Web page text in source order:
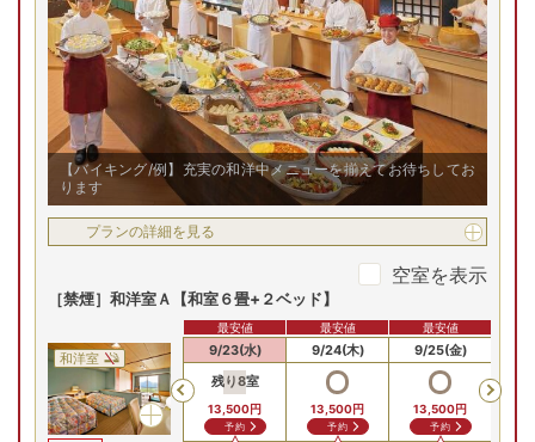
【バイキング/例】充実の和洋中メニューを揃えてお待ちしてお
ります
プランの詳細を見る
空室を表示
［禁煙］和洋室Ａ【和室６畳+２ベッド】
和洋室
Previous
9/21(月) 9/22(火)
9/23(水)
残り8室
13,500円
予約
最安値
9/24(木)
13,500円
予約
最安値
9/25(金)
13,500円
予約
最安値